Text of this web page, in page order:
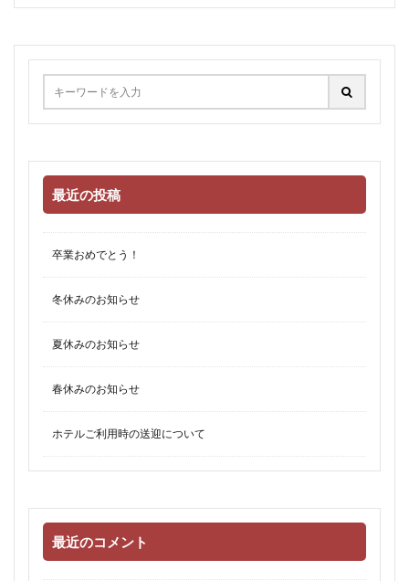
最近の投稿
卒業おめでとう！
冬休みのお知らせ
夏休みのお知らせ
春休みのお知らせ
ホテルご利用時の送迎について
最近のコメント